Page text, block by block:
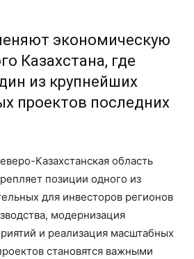
экономическую
Казахстана, где
из крупнейших
проектов последних
Казахстанская область
позиции одного из
для инвесторов регионов
модернизация
и реализация масштабных
становятся важными